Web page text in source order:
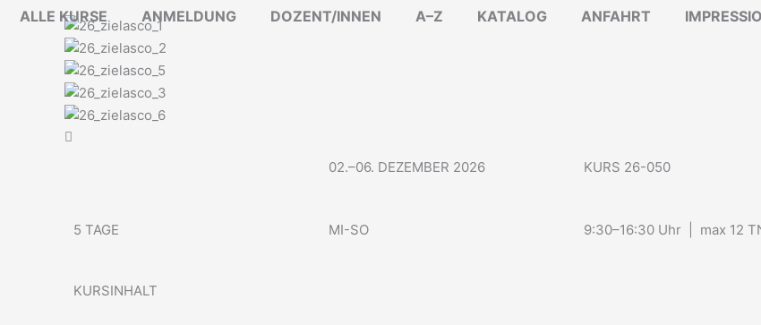
ZumALLE KURSE ANMELDUNG DOZENT/INNEN A–Z KATALOG ANFAHRT
02.–06. DEZEMBER 2026 KURS 26-050
5 TAGE MI-SO 9:30–16:30 Uhr | max 12
KURSINHALT